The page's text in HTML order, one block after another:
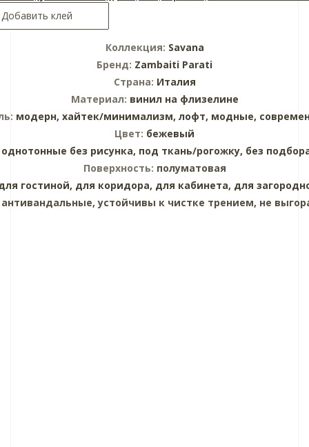
Добавить клей
Коллекция: Savana
Бренд: Zambaiti Parati
Страна: Италия
Материал: винил на флизелине
модерн, хайтек/минимализм, лофт, модные,
Цвет: бежевый
однотонные без рисунка, под ткань/рогожку, без
Поверхность: полуматовая
гостиной, для коридора, для кабинета, для
антивандальные, устойчивы к чистке трением, не